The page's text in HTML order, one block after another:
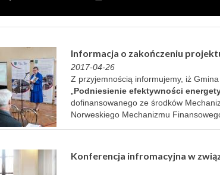
Informacja o zakończeniu
2017-04-26
Z przyjemnością informujemy, iż
Podniesienie efektywności
dofinansowanego ze środków
Norweskiego Mechanizmu
Konferencja infromacyjna w